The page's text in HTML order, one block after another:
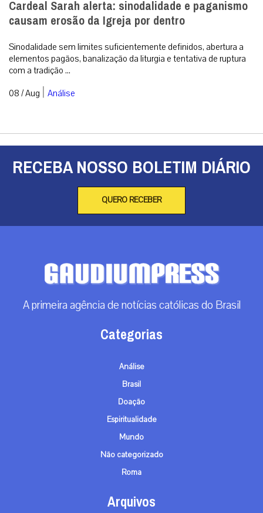
Cardeal Sarah alerta: sinodalidade e paganismo
causam erosão da Igreja por dentro
Sinodalidade sem limites suficientemente definidos, abertura a
elementos pagãos, banalização da liturgia e tentativa de ruptura
com a tradição ...
08 / Aug | Análise
RECEBA NOSSO BOLETIM DIÁRIO
QUERO RECEBER
A primeira agência de notícias católicas do Brasil
Categorias
Análise
Brasil
Doação
Espiritualidade
Mundo
Não categorizado
Roma
Arquivos